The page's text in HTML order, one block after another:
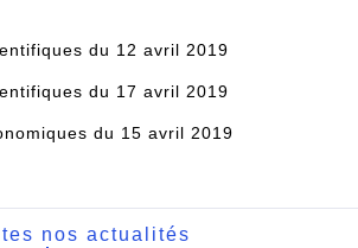
du 12 avril 2019
du 17 avril 2019
du 15 avril 2019
nos actualités